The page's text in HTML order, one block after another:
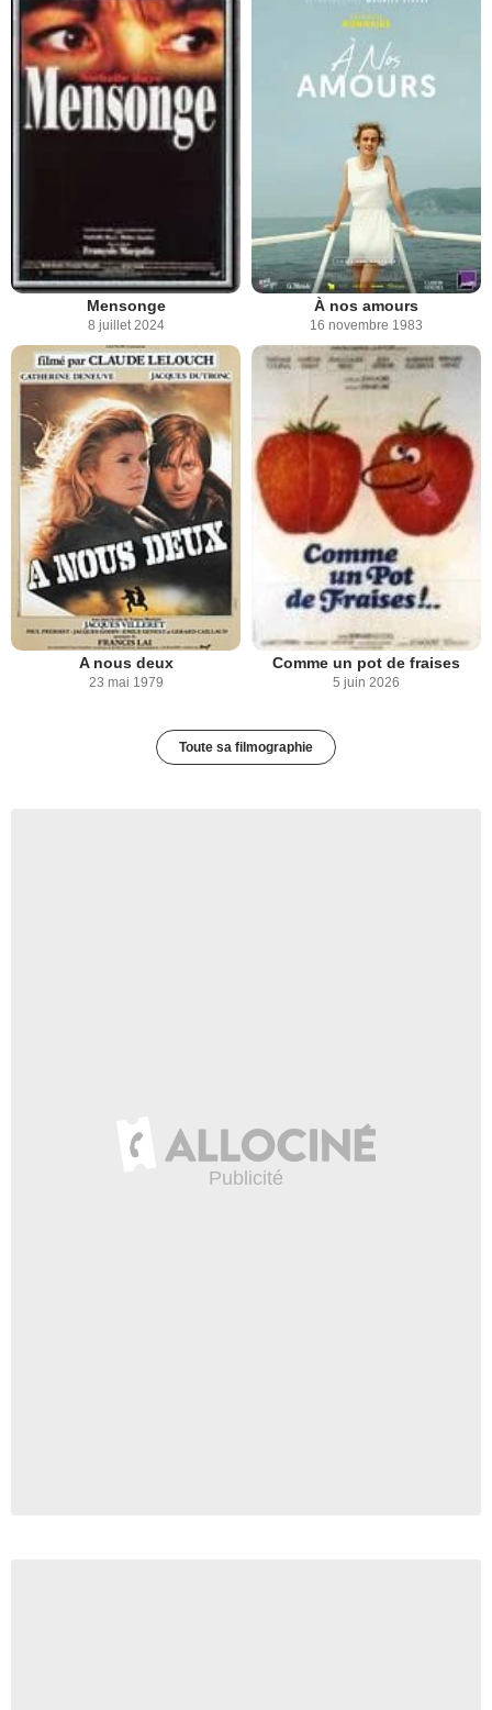
Mensonge
8 juillet 2024
À nos amours
16 novembre 1983
A nous deux
23 mai 1979
Comme un pot de fraises
5 juin 2026
Toute sa filmographie